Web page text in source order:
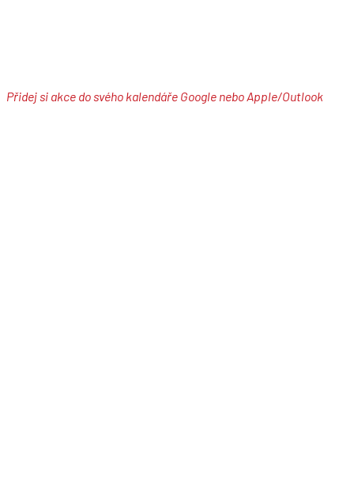
Přidej si akce do svého kalendáře Google nebo Apple/Outlook